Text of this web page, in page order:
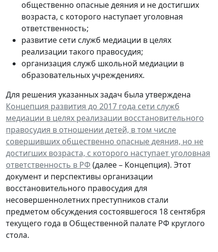
общественно опасные деяния и не достигших
возраста, с которого наступает уголовная
ответственность;
развитие сети служб медиации в целях
реализации такого правосудия;
организация служб школьной медиации в
образовательных учреждениях.
Для решения указанных задач была утверждена
Концепция развития до 2017 года сети служб
медиации в целях реализации восстановительного
правосудия в отношении детей, в том числе
совершивших общественно опасные деяния, но не
достигших возраста, с которого наступает уголовная
ответственность в РФ (далее – Концепция). Этот
документ и перспективы организации
восстановительного правосудия для
несовершеннолетних преступников стали
предметом обсуждения состоявшегося 18 сентября
текущего года в Общественной палате РФ круглого
стола.